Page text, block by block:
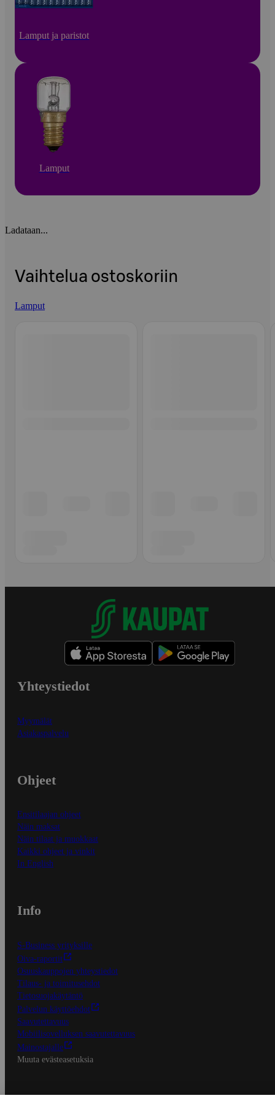
Lamput ja paristot
Lamput
Ladataan...
Vaihtelua ostoskoriin
Lamput
Yhteystiedot
Myymälät
Asiakaspalvelu
Ohjeet
Ensitilaajan ohjeet
Näin maksat
Näin tilaat ja muokkaat
Kaikki ohjeet ja vinkit
In English
Info
S-Business yrityksille
Oiva-raportit
Osuuskauppojen yhteystiedot
Tilaus- ja toimitusehdot
Tietosuojakäytäntö
Palvelun käyttöehdot
Saavutettavuus
Mobiilisovelluksen saavutettavuus
Mainostajalle
Muuta evästeasetuksia